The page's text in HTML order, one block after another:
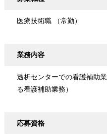
医療技術職 （常勤）
業務内容
透析センターでの看護補助
る看護補助業務）
応募資格